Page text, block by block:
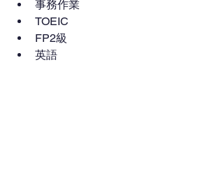
事務作業
TOEIC
FP2級
英語